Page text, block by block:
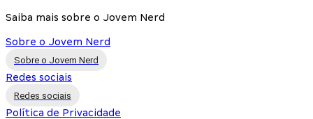
Saiba mais sobre o Jovem Nerd
Sobre o Jovem Nerd
Sobre o Jovem Nerd
Redes sociais
Redes sociais
Política de Privacidade